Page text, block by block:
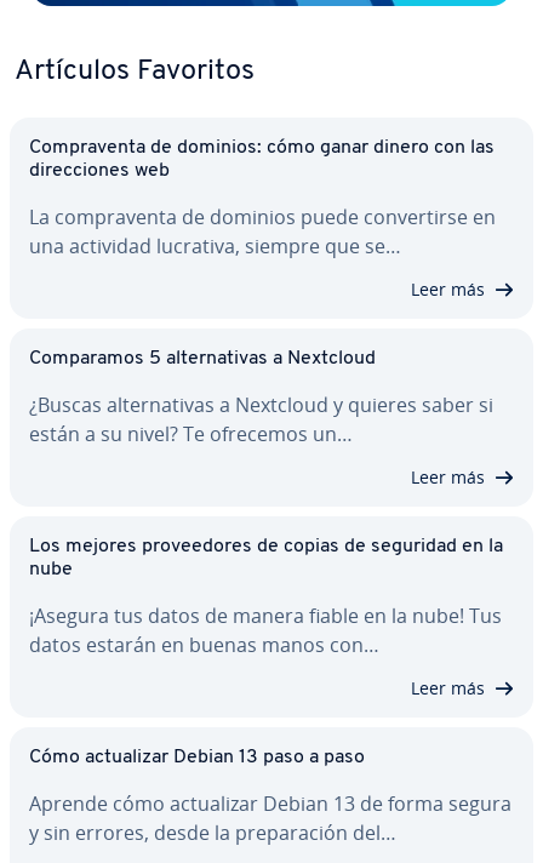
Artículos Favoritos
Co­m­pra­ve­n­ta de dominios: cómo ganar dinero con las
di­re­c­cio­nes web
La co­m­pra­ve­n­ta de dominios puede co­n­ve­r­ti­r­se en
una actividad lucrativa, siempre que se…
Leer más
Co­m­pa­ra­mos 5 al­te­r­na­ti­vas a Nextcloud
¿Buscas al­te­r­na­ti­vas a Nextcloud y quieres saber si
están a su nivel? Te ofrecemos un…
Leer más
Los mejores pro­vee­do­res de copias de seguridad en la
nube
¡Asegura tus datos de manera fiable en la nube! Tus
datos estarán en buenas manos con…
Leer más
Cómo ac­tua­li­zar Debian 13 paso a paso
Aprende cómo ac­tua­li­zar Debian 13 de forma segura
y sin errores, desde la pre­pa­ra­ción del…